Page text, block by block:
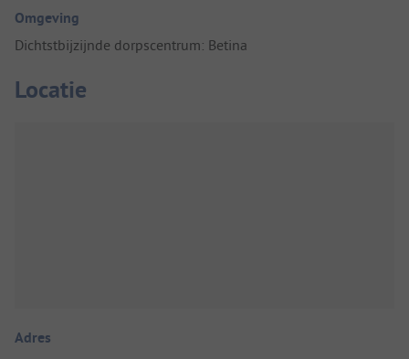
Omgeving
Dichtstbijzijnde dorpscentrum: Betina
Locatie
Adres